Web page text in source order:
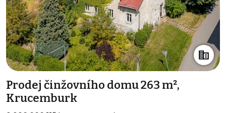
Prodej činžovního domu 263 m²,
Krucemburk